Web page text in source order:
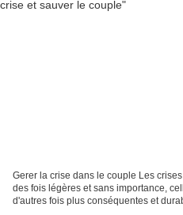
Gerer la crise dans le couple Les
des fois légères et sans importance,
d'autres fois plus conséquentes et